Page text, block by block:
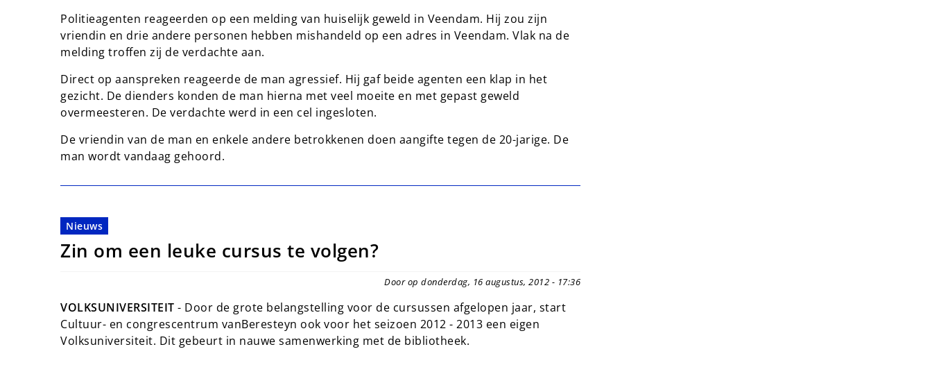
Politieagenten reageerden op een melding van huiselijk geweld in Veendam. Hij zou zijn
vriendin en drie andere personen hebben mishandeld op een adres in Veendam. Vlak na de
melding troffen zij de verdachte aan.
Direct op aanspreken reageerde de man agressief. Hij gaf beide agenten een klap in het
gezicht. De dienders konden de man hierna met veel moeite en met gepast geweld
overmeesteren. De verdachte werd in een cel ingesloten.
De vriendin van de man en enkele andere betrokkenen doen aangifte tegen de 20-jarige. De
man wordt vandaag gehoord.
Nieuws
Zin om een leuke cursus te volgen?
Door op donderdag, 16 augustus, 2012 - 17:36
VOLKSUNIVERSITEIT - Door de grote belangstelling voor de cursussen afgelopen jaar, start
Cultuur- en congrescentrum vanBeresteyn ook voor het seizoen 2012 - 2013 een eigen
Volksuniversiteit. Dit gebeurt in nauwe samenwerking met de bibliotheek.